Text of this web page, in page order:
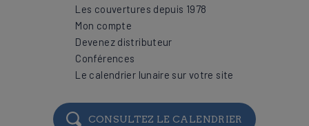
Les couvertures depuis 1978
Mon compte
Devenez distributeur
Conférences
Le calendrier lunaire sur votre site
CONSULTEZ LE CALENDRIER